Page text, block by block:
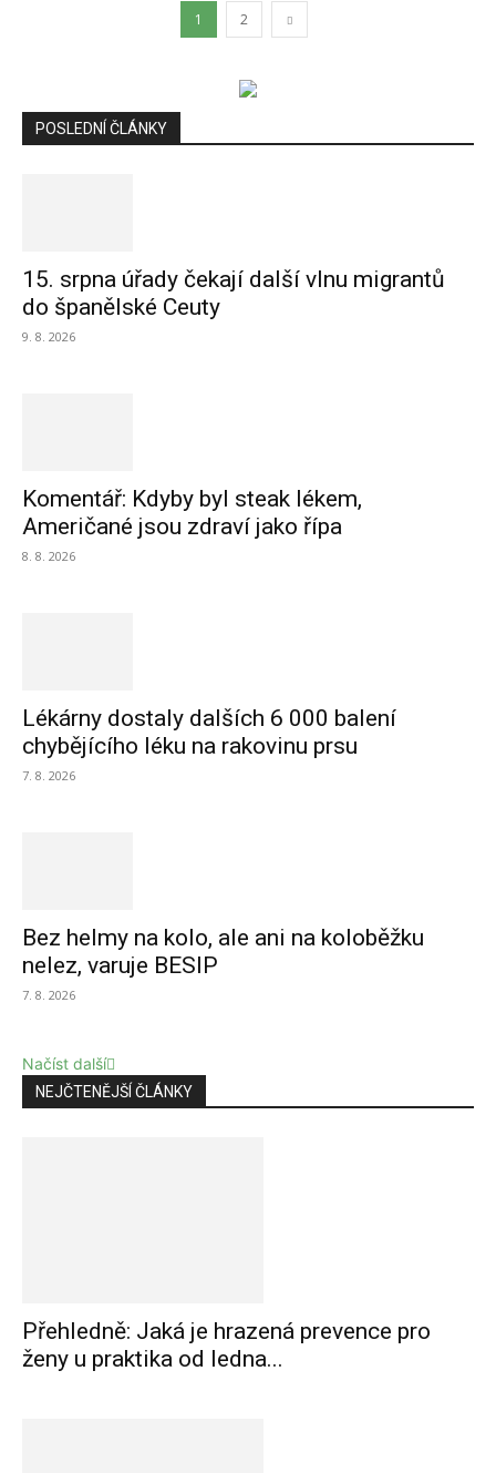
1 2
POSLEDNÍ ČLÁNKY
15. srpna úřady čekají další vlnu migrantů
do španělské Ceuty
9. 8. 2026
Komentář: Kdyby byl steak lékem,
Američané jsou zdraví jako řípa
8. 8. 2026
Lékárny dostaly dalších 6 000 balení
chybějícího léku na rakovinu prsu
7. 8. 2026
Bez helmy na kolo, ale ani na koloběžku
nelez, varuje BESIP
7. 8. 2026
Načíst další
NEJČTENĚJŠÍ ČLÁNKY
Přehledně: Jaká je hrazená prevence pro
ženy u praktika od ledna...